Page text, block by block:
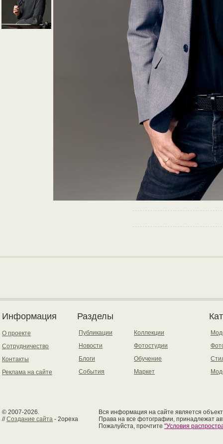
Информация
О проекте
Сотрудничество
Контакты
Реклама на сайте
Разделы
Публикации
Новости
Блоги
События
Коллекции
Фотостудии
Обучение
Маркет
© 2007-2026.
//Создание сайта - 2opexa
Вся информация на сайте является
Права на все фотографии, принадлежат
Пожалуйста, прочтите "Условия